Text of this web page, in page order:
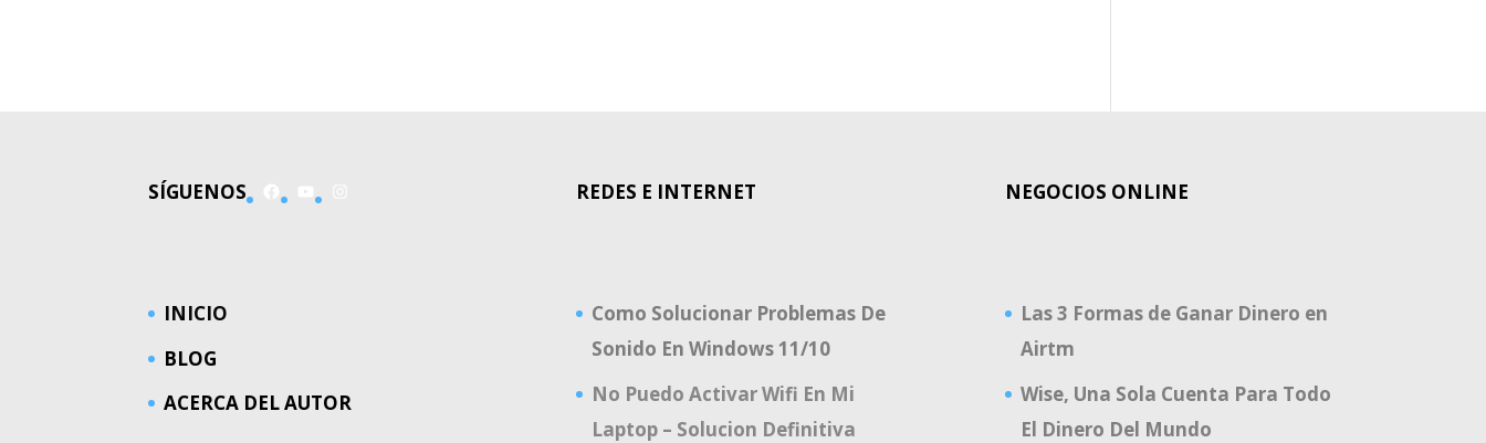
SÍGUENOS
INICIO
BLOG
ACERCA DEL AUTOR
REDES E INTERNET
Como Solucionar Problemas De
Sonido En Windows 11/10
No Puedo Activar Wifi En Mi
Laptop – Solucion Definitiva
NEGOCIOS ONLINE
Las 3 Formas de Ganar Dinero en
Airtm
Wise, Una Sola Cuenta Para Todo
El Dinero Del Mundo